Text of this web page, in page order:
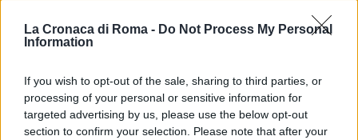
La Cronaca di Roma - Do Not Process My Personal
Information
If you wish to opt-out of the sale, sharing to third parties, or
processing of your personal or sensitive information for
targeted advertising by us, please use the below opt-out
section to confirm your selection. Please note that after your
elevate17 sanzioni.Le persone sanzionate hanno
contravvenuto all’art 4 del Decreto Legge n.19 del
della misura.